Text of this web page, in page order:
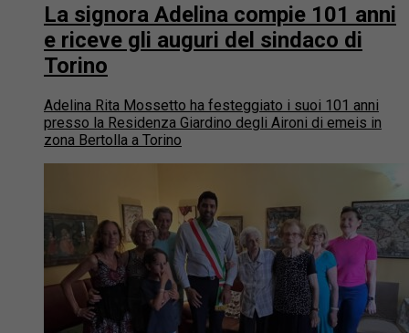
La signora Adelina compie 101 anni
e riceve gli auguri del sindaco di
Torino
Adelina Rita Mossetto ha festeggiato i suoi 101 anni
presso la Residenza Giardino degli Aironi di emeis in
zona Bertolla a Torino